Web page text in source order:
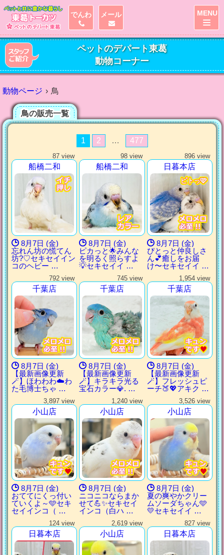
ペットのデパート東葛
動物コーナー
動物ページ 鳥
鳥の販売一覧
1 2 … 477
87 view
船橋二和
8月7日 (金)
忘れん坊の慌てん
坊?♡セキセイイン
コのヘビー …
98 view
船橋二和
8月7日 (金)
ピカっと🌟みんな
を明るく照らすよ
💡セキセイイ …
896 view
日暮本店
ピトっ🩷
ピトっ🩷
ピトっ🩷
ピトっ🩷
8月7日 (金)
ぴとっと仲良しさ
ん💕癒しをお届
け〜セキセイイ …
792 view
千葉店
8月7日 (金)
【最新画像更新
🪄】ほわわわ☁️わ
た毛博士ちゃ …
745 view
千葉店
8月7日 (金)
【最新画像更新
🪄】キラキラ光る
宝石カラー💎. …
1,954 view
千葉店
8月7日 (金)
【最新画像更新
🪄】フレッシュピ
ーチ🍑💖アキク …
3,897 view
小山店
8月7日 (金)
おててにくっ付い
ていくよ～🩵セキ
セイインコ（ …
1,240 view
小山店
8月7日 (金)
ニコニコならまか
せて💪✨セキセイ
インコ（白ハ …
3,526 view
小山店
8月7日 (金)
夏の爽やかクリー
ムソーダちゃん🩵
💛セキセイイ …
124 view
日暮本店
2,619 view
小山店
827 view
日暮本店
でんわ メール MENU